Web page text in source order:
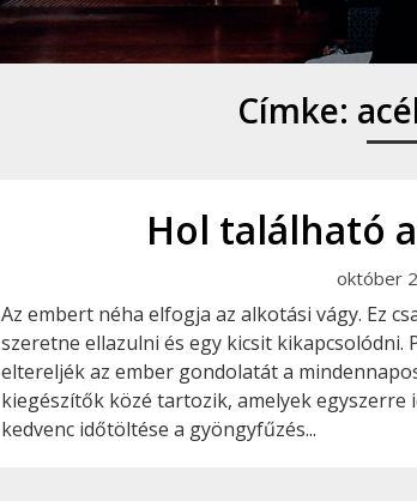
Címke:
Hol található
október
Az embert néha elfogja az alkotási vágy. Ez
szeretne ellazulni és egy kicsit
eltereljék az ember gondolatát a
kiegészítők közé tartozik, amelyek egyszerre
kedvenc időtöltése a gyöngyfűzés...